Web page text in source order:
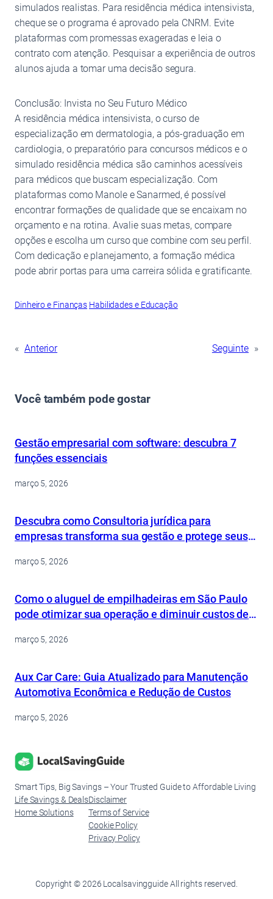
simulados realistas. Para residência médica intensivista,
cheque se o programa é aprovado pela CNRM. Evite
plataformas com promessas exageradas e leia o
contrato com atenção. Pesquisar a experiência de outros
alunos ajuda a tomar uma decisão segura.
Conclusão: Invista no Seu Futuro Médico
A residência médica intensivista, o curso de
especialização em dermatologia, a pós-graduação em
cardiologia, o preparatório para concursos médicos e o
simulado residência médica são caminhos acessíveis
para médicos que buscam especialização. Com
plataformas como Manole e Sanarmed, é possível
encontrar formações de qualidade que se encaixam no
orçamento e na rotina. Avalie suas metas, compare
opções e escolha um curso que combine com seu perfil.
Com dedicação e planejamento, a formação médica
pode abrir portas para uma carreira sólida e gratificante.
Dinheiro e Finanças Habilidades e Educação
« Anterior Seguinte »
Você também pode gostar
Gestão empresarial com software: descubra 7
funções essenciais
março 5, 2026
Descubra como Consultoria jurídica para
empresas transforma sua gestão e protege seus
março 5, 2026
Como o aluguel de empilhadeiras em São Paulo
pode otimizar sua operação e diminuir custos de
março 5, 2026
Aux Car Care: Guia Atualizado para Manutenção
Automotiva Econômica e Redução de Custos
março 5, 2026
Smart Tips, Big Savings – Your Trusted Guide to Affordable Living
Life Savings & Deals
Home Solutions
Disclaimer
Terms of Service
Cookie Policy
Privacy Policy
Copyright © 2026 Localsavingguide All rights reserved.